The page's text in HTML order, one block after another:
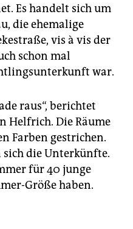
Es handelt sich um
die ehemalige
vis à vis der
schon mal
war.
raus“, berichtet
Helfrich. Die Räume
Farben gestrichen.
die Unterkünfte.
für 40 junge
Größe haben.